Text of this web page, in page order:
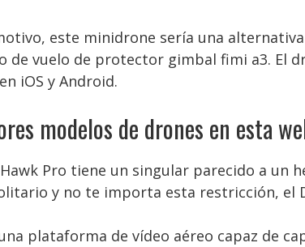
este minidrone sería una
de vuelo de protector gimbal fimi a3. El
iOS y Android.
modelos de drones en esta
Pro tiene un singular parecido a un
y no te importa esta restricción, el
plataforma de vídeo aéreo capaz de